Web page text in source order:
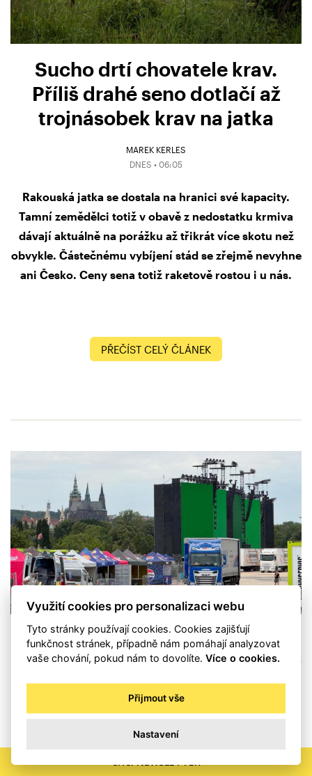
Sucho drtí chovatele krav.
Příliš drahé seno dotlačí až
trojnásobek krav na jatka
MAREK KERLES
DNES • 06:05
Rakouská jatka se dostala na hranici své kapacity.
Tamní zemědělci totiž v obavě z nedostatku krmiva
dávají aktuálně na porážku až třikrát více skotu než
obvykle. Částečnému vybíjení stád se zřejmě nevyhne
ani Česko. Ceny sena totiž raketově rostou i u nás.
PŘEČÍST CELÝ ČLÁNEK
Lešení na Letné a žluč v
bytech: Proč je Marek Ztracený
větším nepřítelem než Sparta?
VČERA • 17:50
GLOSA MICHALA BORSKÉHO I Letná je v těchto
Využití cookies pro personalizaci webu
Tyto stránky používají cookies. Cookies zajišťují
funkčnost stránek, případně nám pomáhají analyzovat
vaše chování, pokud nám to dovolíte.Více o cookies.
Přijmout vše
Nastavení
CHCI NEWSLETTER